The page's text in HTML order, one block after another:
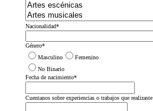
Nacionalidad*
Género*
Masculino
Femenino
No Binario
Fecha de nacimiento*
Cuentanos sobre experiencias o trabajos que realizaste